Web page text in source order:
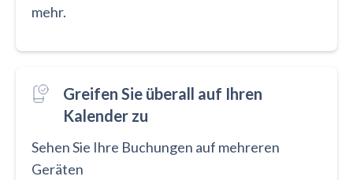
mehr.
Greifen Sie überall auf Ihren
Kalender zu
Sehen Sie Ihre Buchungen auf mehreren
Geräten